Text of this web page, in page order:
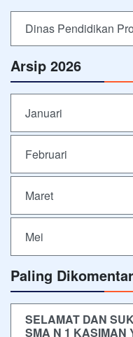
Dinas Pendidikan
Arsip 2026
Januari
Februari
Maret
Mei
Paling
SELAMAT DAN
SMA N 1 KASIMAN